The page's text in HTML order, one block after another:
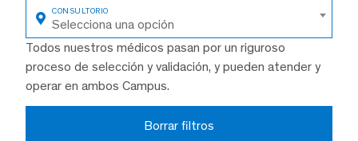
Selecciona una opción
Todos nuestros médicos pasan por un riguroso
proceso de selección y validación, y pueden atender y
operar en ambos Campus.
Borrar filtros